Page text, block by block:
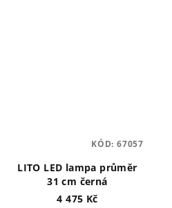
LITO LED lampa průměr
31 cm černá
4 475 Kč
KÓD: 67057